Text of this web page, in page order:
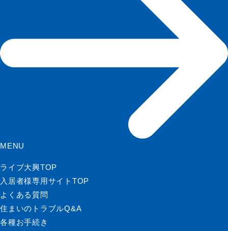
MENU
ライブ大興TOP
入居者様専用サイトTOP
よくある質問
住まいのトラブルQ&A
各種お手続き